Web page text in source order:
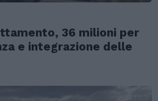
36 milioni per
e integrazione delle